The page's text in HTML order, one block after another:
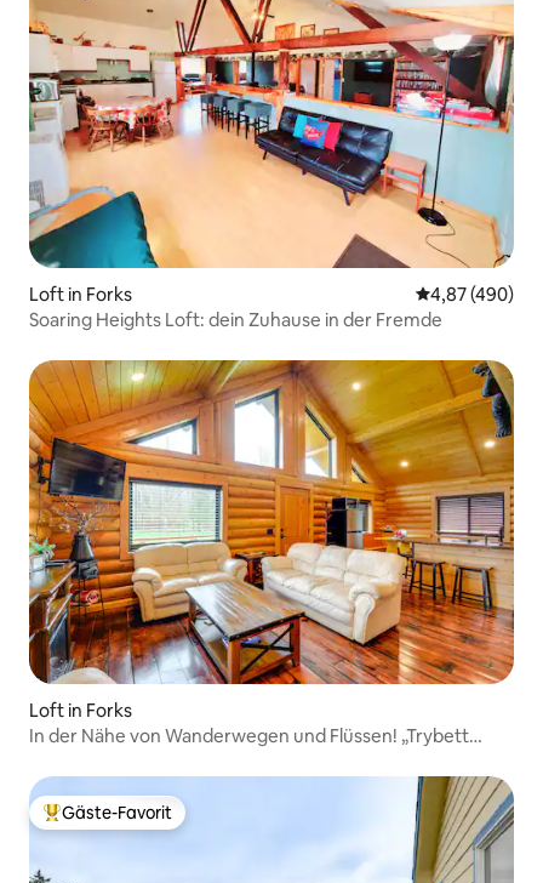
Loft in Forks
4,87 (490)
Soaring Heights Loft: dein Zuhause in der Fremde
Loft in Forks
In der Nähe von Wanderwegen und Flüssen! „Trybett
Beliebter Gäste-Favorit.
Gäste-Favorit